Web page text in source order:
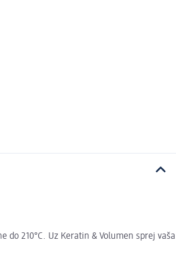
210°C. Uz Keratin & Volumen sprej vaša